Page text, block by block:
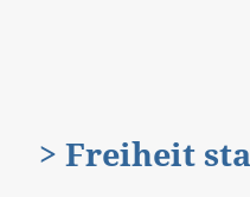
> Freiheit